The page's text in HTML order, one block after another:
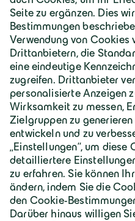
Deutschland | Deutsch
Geiger Gruppe
Über Geiger
Karriere